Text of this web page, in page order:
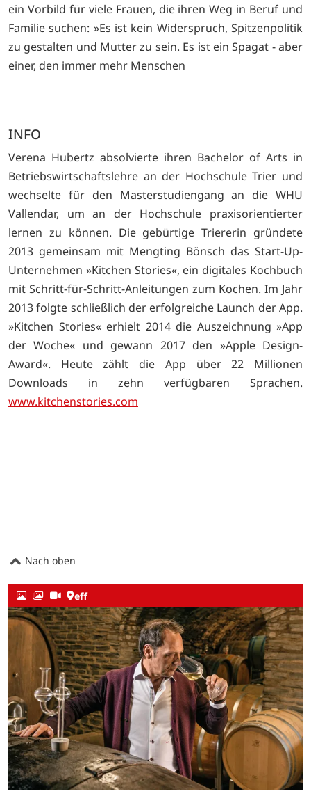
ein Vorbild für viele Frauen, die ihren Weg in Beruf und
Familie suchen: »Es ist kein Widerspruch, Spitzenpolitik
zu gestalten und Mutter zu sein. Es ist ein Spagat - aber
einer, den immer mehr Menschen
INFO
Verena Hubertz absolvierte ihren Bachelor of Arts in
Betriebswirtschaftslehre an der Hochschule Trier und
wechselte für den Masterstudiengang an die WHU
Vallendar, um an der Hochschule praxisorientierter
lernen zu können. Die gebürtige Triererin gründete
2013 gemeinsam mit Mengting Bönsch das Start-Up-
Unternehmen »Kitchen Stories«, ein digitales Kochbuch
mit Schritt-für-Schritt-Anleitungen zum Kochen. Im Jahr
2013 folgte schließlich der erfolgreiche Launch der App.
»Kitchen Stories« erhielt 2014 die Auszeichnung »App
der Woche« und gewann 2017 den »Apple Design-
Award«. Heute zählt die App über 22 Millionen
Downloads in zehn verfügbaren Sprachen.
www.kitchenstories.com
Nach oben
eff